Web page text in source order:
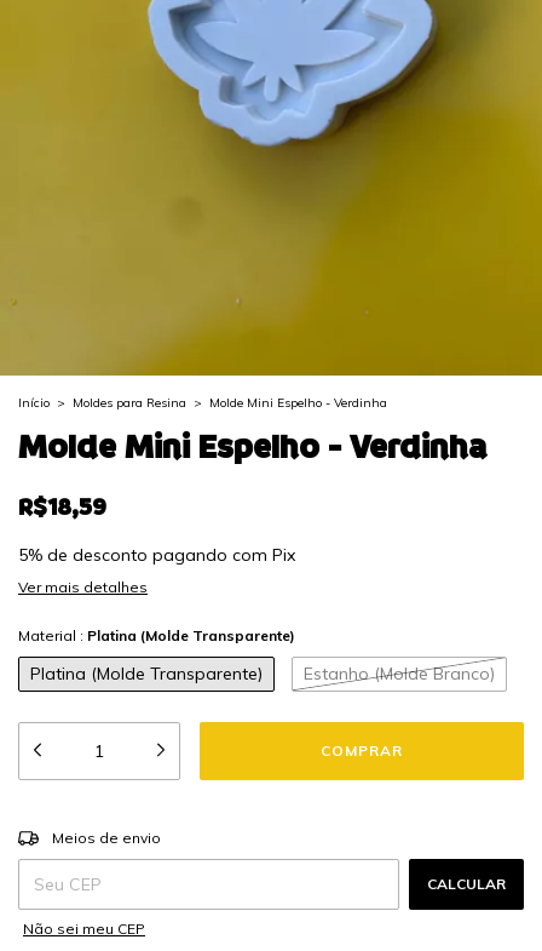
Início > Moldes para Resina > Molde Mini Espelho - Verdinha
Molde Mini Espelho - Verdinha
R$18,59
5% de desconto pagando com Pix
Ver mais detalhes
Material : Platina (Molde Transparente)
Platina (Molde Transparente) Estanho (Molde Branco)
Entregas para o CEP:
Meios de envio
CALCULAR
Não sei meu CEP